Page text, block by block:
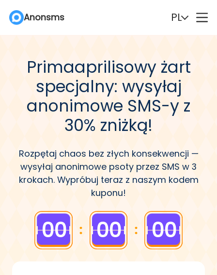
Anonsms PL
Deutsch Português
Italiano English (Philippines)
Português (Brasil) Русский
Français Nederlands
Türkçe Polski
Čeština Dansk
Primaaprilisowy żart
specjalny: wysyłaj
anonimowe SMS-y z
30% zniżką!
Rozpętaj chaos bez złych konsekwencji —
wysyłaj anonimowe psoty przez SMS w 3
krokach. Wypróbuj teraz z naszym kodem
kuponu!
00 00 00
Anonsms PL
Deutsch Português
Italiano English (Philippines)
Português (Brasil) Русский
Français Nederlands
Türkçe Polski
Čeština Dansk
Anonsms PL
Deutsch Português
Italiano English (Philippines)
Português (Brasil) Русский
Français Nederlands
Türkçe Polski
Čeština Dansk